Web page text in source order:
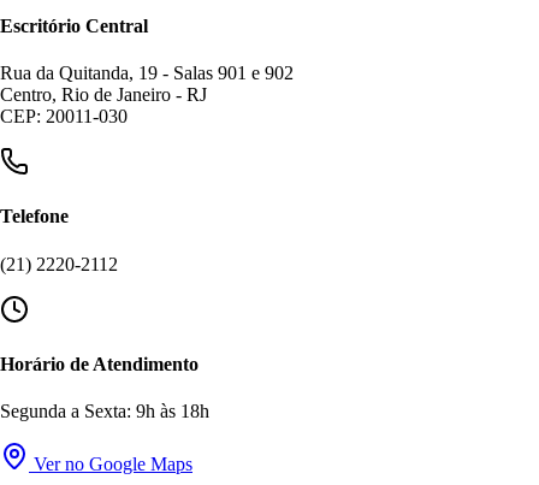
Escritório Central
Rua da Quitanda, 19 - Salas 901 e 902
Centro, Rio de Janeiro - RJ
CEP: 20011-030
Telefone
(21) 2220-2112
Horário de Atendimento
Segunda a Sexta: 9h às 18h
Ver no Google Maps